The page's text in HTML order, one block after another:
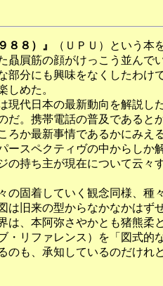
８８）』
（ＵＰＵ）という
屓筋の顔がけっこう並んでい
分にも興味をなくしたわけ
しめた。
代日本の最新動向を解説し
だ。携帯電話の普及である
ろか最新事情であるかにみ
スペクティヴの中からしか
持ち主が現在について云々
固着していく観念同様、種
は旧来の型からなかなかは
は、本阿弥さやかとも猪熊
リファレンス）を「図式的
も、承知しているのだけれ